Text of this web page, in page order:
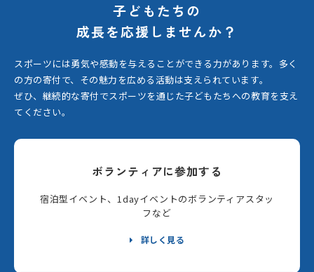
子どもたちの
成長を応援しませんか？
スポーツには勇気や感動を与えることができる力があります。 多く
の方の寄付で、その魅力を広める活動は支えられています。
ぜひ、継続的な寄付でスポーツを通じた子どもたちへの教育を支え
てください。
ボランティアに参加する
宿泊型イベント、1dayイベントのボランティアスタッ
フなど
詳しく見る